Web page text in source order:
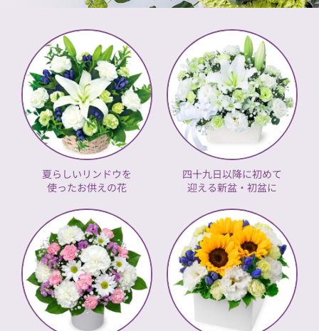
夏らしいリンドウを
使ったお供えの花
四十九日以降に初めて
迎える新盆・初盆に